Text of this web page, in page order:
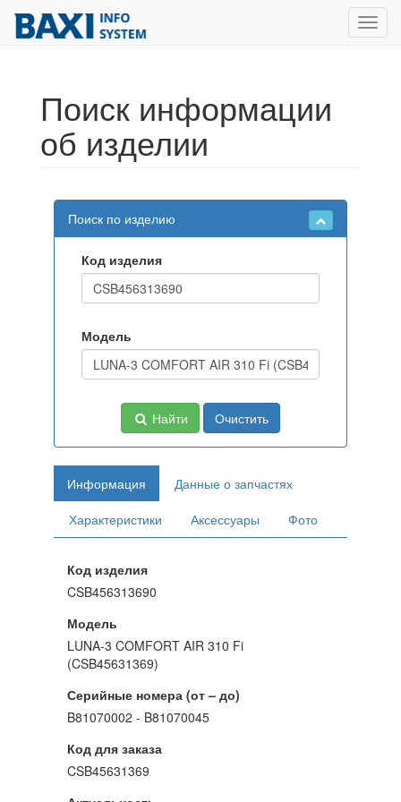
Поиск информации
об изделии
Поиск по изделию
Код изделия
Модель
Найти Очистить
Информация
Данные о запчастях
Характеристики
Аксессуары Фото
Код изделия
CSB456313690
Модель
LUNA-3 COMFORT AIR 310 Fi
(CSB45631369)
Серийные номера (от – до)
B81070002 - B81070045
Код для заказа
CSB45631369